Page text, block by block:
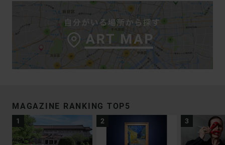
MAGAZINE RANKING TOP5